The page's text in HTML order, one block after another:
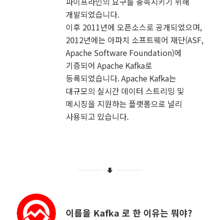
개발되었습니다.
이후 2011년에 오픈소스로 공개되었으며,
2012년에는 아파치 소프트웨어 재단(ASF,
Apache Software Foundation)에
기증되어 Apache Kafka로
등록되었습니다. Apache Kafka는
대규모의 실시간 데이터 스트리밍 및
메시징을 지원하는 플랫폼으로 널리
사용되고 있습니다.
이름을 Kafka 로 한 이유는 뭐야?